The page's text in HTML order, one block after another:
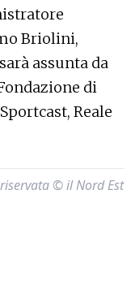
Briolini,
assunta da
di
Reale
© il Nord Est